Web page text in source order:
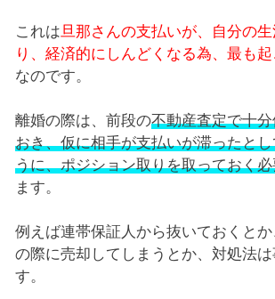
これは旦那さんの支払いが、自分の
り、経済的にしんどくなる為、最も
なのです。
離婚の際は、前段の不動産査定で十
おき、仮に相手が支払いが滞ったと
うに、ポジション取りを取っておく
ます。
例えば連帯保証人から抜いておくと
の際に売却してしまうとか、対処法は
す。